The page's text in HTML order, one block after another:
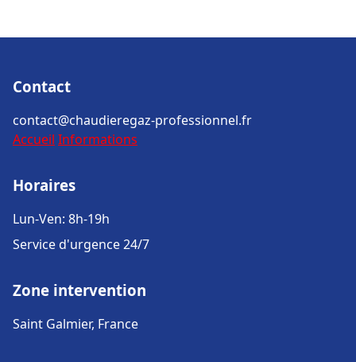
Contact
contact@chaudieregaz-professionnel.fr
Accueil Informations
Horaires
Lun-Ven: 8h-19h
Service d'urgence 24/7
Zone intervention
Saint Galmier, France